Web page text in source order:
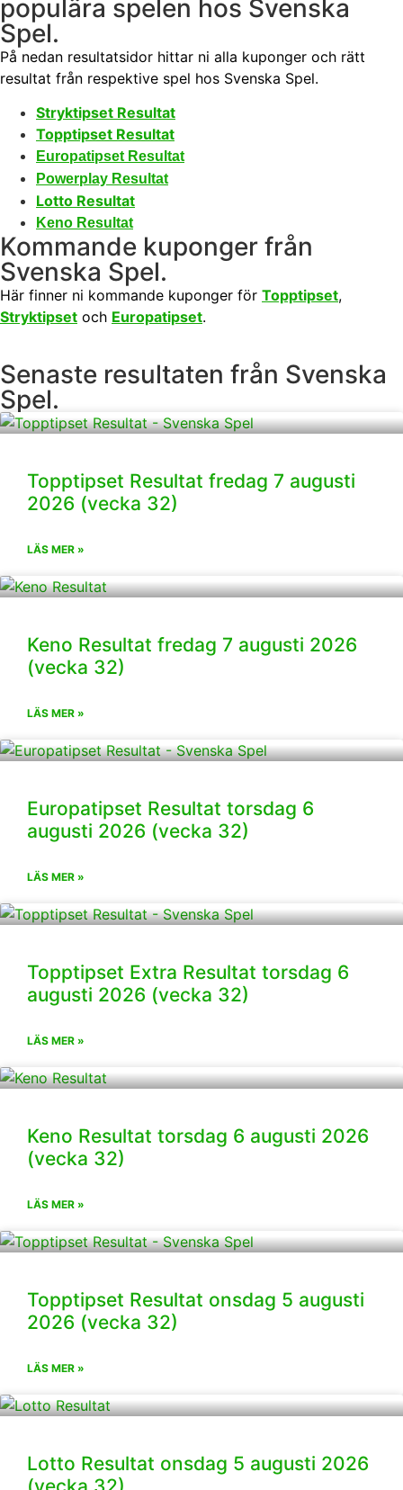
populära spelen hos Svenska
Spel.
På nedan resultatsidor hittar ni alla kuponger och rätt
resultat från respektive spel hos Svenska Spel.
Stryktipset Resultat
Topptipset Resultat
Europatipset Resultat
Powerplay Resultat
Lotto Resultat
Keno Resultat
Kommande kuponger från
Svenska Spel.
Här finner ni kommande kuponger för Topptipset,
Stryktipset och Europatipset.
Senaste resultaten från Svenska
Spel.
Topptipset Resultat fredag 7 augusti
2026 (vecka 32)
LÄS MER »
Keno Resultat fredag 7 augusti 2026
(vecka 32)
LÄS MER »
Europatipset Resultat torsdag 6
augusti 2026 (vecka 32)
LÄS MER »
Topptipset Extra Resultat torsdag 6
augusti 2026 (vecka 32)
LÄS MER »
Keno Resultat torsdag 6 augusti 2026
(vecka 32)
LÄS MER »
Topptipset Resultat onsdag 5 augusti
2026 (vecka 32)
LÄS MER »
Lotto Resultat onsdag 5 augusti 2026